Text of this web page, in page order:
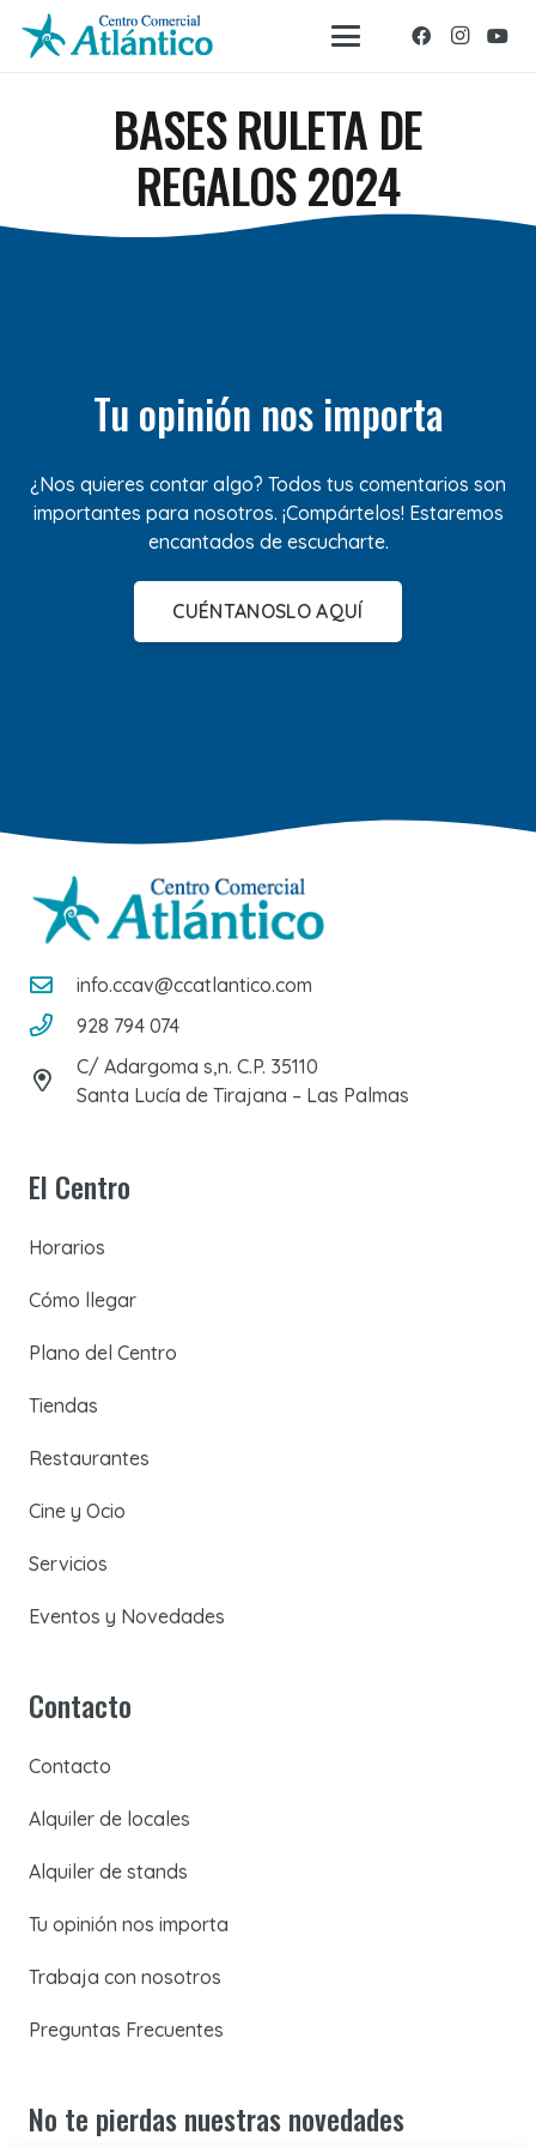
BASES RULETA DE
REGALOS 2024
Tu opinión nos importa
¿Nos quieres contar algo? Todos tus comentarios son
importantes para nosotros. ¡Compártelos! Estaremos
encantados de escucharte.
CUÉNTANOSLO AQUÍ
info.ccav@ccatlantico.com
928 794 074
C/ Adargoma s,n. C.P. 35110
Santa Lucía de Tirajana – Las Palmas
El Centro
Horarios
Cómo llegar
Plano del Centro
Tiendas
Restaurantes
Cine y Ocio
Servicios
Eventos y Novedades
Contacto
Contacto
Alquiler de locales
Alquiler de stands
Tu opinión nos importa
Trabaja con nosotros
Preguntas Frecuentes
No te pierdas nuestras novedades